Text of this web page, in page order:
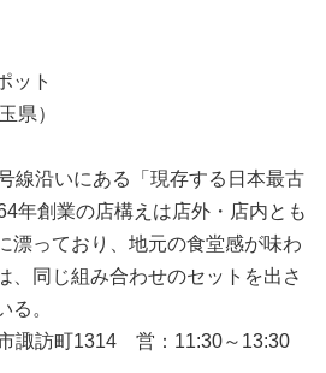
ット
県）
線沿いにある「現存する日本最古
年創業の店構えは店外・店内とも
漂っており、地元の食堂感が味わ
、同じ組み合わせのセットを出さ
る。
諏訪町1314 営：11:30～13:30